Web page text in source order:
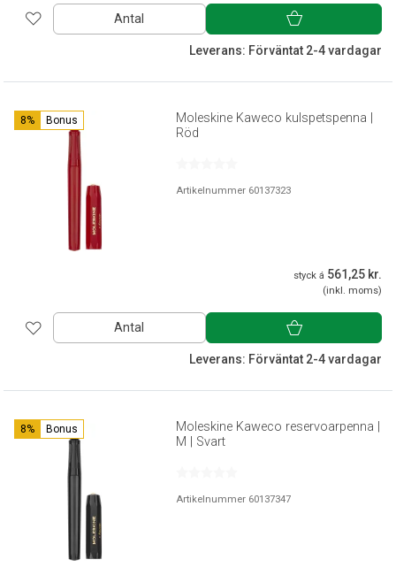
Antal
Leverans: Förväntat 2-4 vardagar
8% Bonus
Moleskine Kaweco kulspetspenna |
Röd
Artikelnummer 60137323
styck á 561,25 kr.
(inkl. moms)
Antal
Leverans: Förväntat 2-4 vardagar
8% Bonus
Moleskine Kaweco reservoarpenna |
M | Svart
Artikelnummer 60137347